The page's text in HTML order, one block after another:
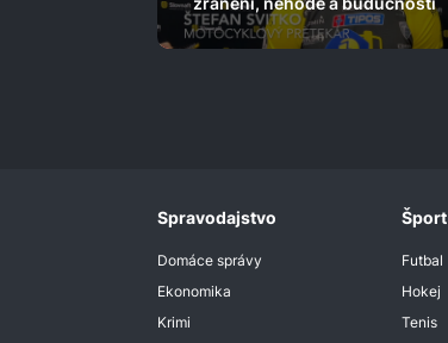
Spravodajstvo
Domáce správy
Ekonomika
Krimi
Šport
Futbal
Hokej
Tenis